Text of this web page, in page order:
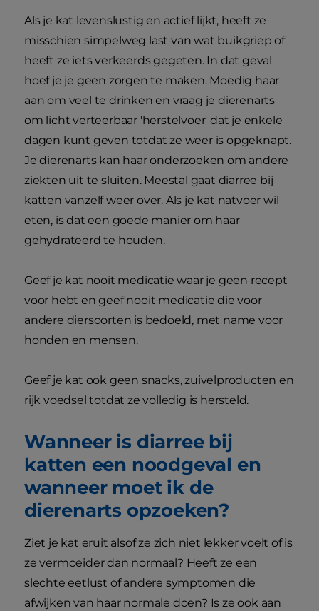
Als je kat levenslustig en actief lijkt, heeft ze
misschien simpelweg last van wat buikgriep of
heeft ze iets verkeerds gegeten. In dat geval
hoef je je geen zorgen te maken. Moedig haar
aan om veel te drinken en vraag je dierenarts
om licht verteerbaar 'herstelvoer' dat je enkele
dagen kunt geven totdat ze weer is opgeknapt.
Je dierenarts kan haar onderzoeken om andere
ziekten uit te sluiten. Meestal gaat diarree bij
katten vanzelf weer over. Als je kat natvoer wil
eten, is dat een goede manier om haar
gehydrateerd te houden.
Geef je kat nooit medicatie waar je geen recept
voor hebt en geef nooit medicatie die voor
andere diersoorten is bedoeld, met name voor
honden en mensen.
Geef je kat ook geen snacks, zuivelproducten en
rijk voedsel totdat ze volledig is hersteld.
Wanneer is diarree bij
katten een noodgeval en
wanneer moet ik de
dierenarts opzoeken?
Ziet je kat eruit alsof ze zich niet lekker voelt of is
ze vermoeider dan normaal? Heeft ze een
slechte eetlust of andere symptomen die
afwijken van haar normale doen? Is ze ook aan